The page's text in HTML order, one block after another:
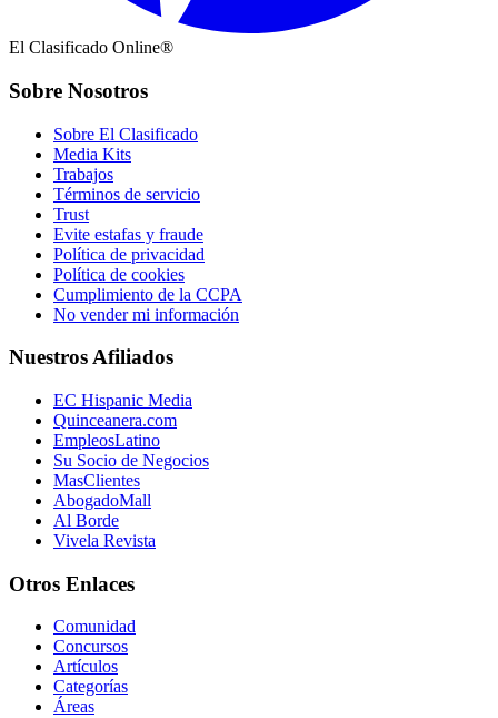
El Clasificado Online®
Sobre Nosotros
Sobre El Clasificado
Media Kits
Trabajos
Términos de servicio
Trust
Evite estafas y fraude
Política de privacidad
Política de cookies
Cumplimiento de la CCPA
No vender mi información
Nuestros Afiliados
EC Hispanic Media
Quinceanera.com
EmpleosLatino
Su Socio de Negocios
MasClientes
AbogadoMall
Al Borde
Vivela Revista
Otros Enlaces
Comunidad
Concursos
Artículos
Categorías
Áreas